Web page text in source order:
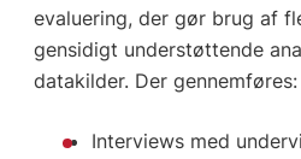
evaluering, der gør brug af
gensidigt understøttende
datakilder. Der gennemføres:
Interviews med